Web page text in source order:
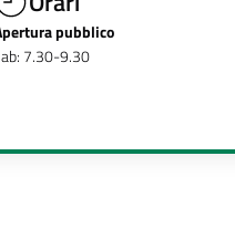
pubblico
7.30-9.30